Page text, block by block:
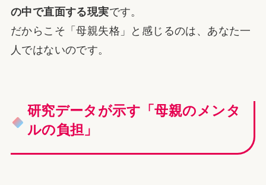
の中で直面する現実です。
だからこそ「母親失格」と感じるのは、あなた一
人ではないのです。
研究データが示す「母親のメンタ
ルの負担」